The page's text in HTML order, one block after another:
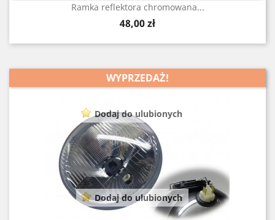
Ramka reflektora chromowana...
Cena
48,00 zł
WYPRZEDAŻ!
Dodaj do ulubionych
Dodaj do ulubionych